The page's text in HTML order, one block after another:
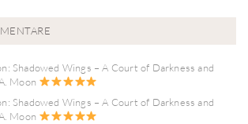
Shadowed Wings – A Court of Darkness and
Moon
Shadowed Wings – A Court of Darkness and
Moon